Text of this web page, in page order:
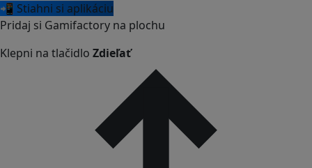
📲 Stiahni si aplikáciu
Pridaj si Gamifactory na plochu
Klepni na tlačidlo Zdieľať